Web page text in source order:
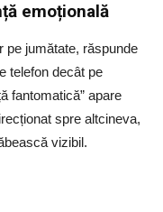
emoțională
pe jumătate, răspunde
telefon decât pe
fantomatică” apare
spre altcineva,
vizibil.